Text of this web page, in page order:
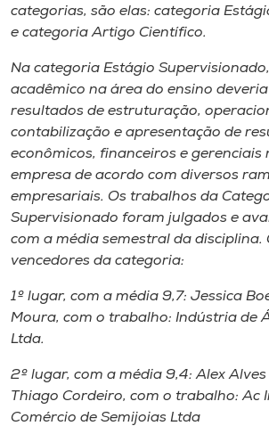
categorias, são elas: categoria
e categoria Artigo Científico.
Na categoria Estágio
acadêmico na área do ensino
resultados de estruturação,
contabilização e apresentação de
econômicos, financeiros e gerenciais
empresa de acordo com diversos
empresariais. Os trabalhos da
Supervisionado foram julgados e
com a média semestral da disciplina.
vencedores da categoria:
1º lugar, com a média 9,7: Jessica
Moura, com o trabalho: Indústria de
Ltda.
2º lugar, com a média 9,4: Alex
Thiago Cordeiro, com o trabalho: Ac
Comércio de Semijoias Ltda